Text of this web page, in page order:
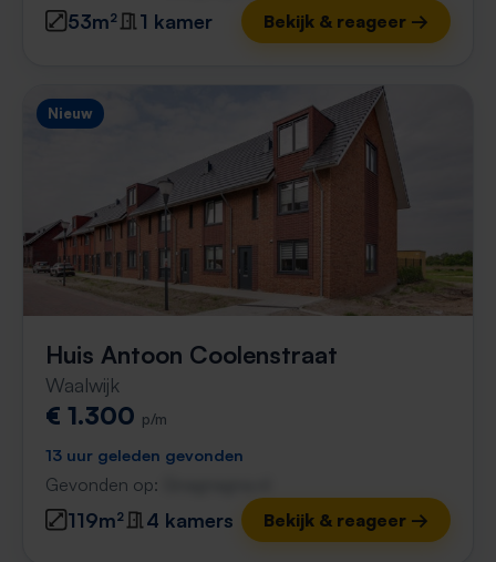
53m² 1 kamer Bekijk & reageer →
Nieuw
Huis Antoon Coolenstraat
Waalwijk
€ 1.300 p/m
13 uur geleden gevonden
Gevonden op:
119m² 4 kamers Bekijk & reageer →